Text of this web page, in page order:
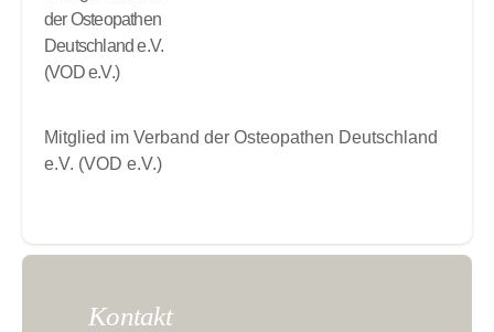
Mitglied im Verband der Osteopathen Deutschland
e.V. (VOD e.V.)
Kontakt